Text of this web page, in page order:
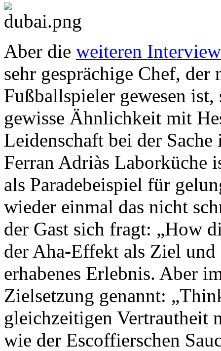
Aber die weiteren
sehr gesprächige Chef,
Fußballspieler gewesen
gewisse Ähnlichkeit mit
Leidenschaft bei der
Ferran Adriàs Laborküche
als Paradebeispiel für
wieder einmal das nicht
der Gast sich fragt: „How
der Aha-Effekt als Ziel
erhabenes Erlebnis. Aber
Zielsetzung genannt:
gleichzeitigen Vertrautheit
wie der Escoffierschen